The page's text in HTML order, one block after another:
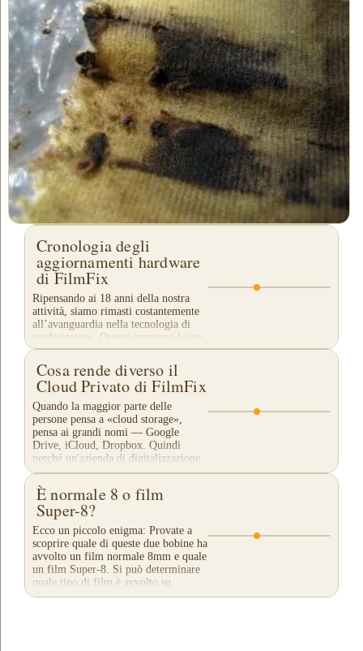
Autore:Nathaniel Courtens
Si tratta di privacy!
Rispettiamo la tua privacy. &nbsp;
Conservi il copyright dei tuoi preziosi
ricordi familiari! Non tutte le aziende
possono dirlo. Controlla le loro "note
in piccolo" per assicurarti che...
Cronologia degli
aggiornamenti hardware
di FilmFix
Ripensando ai 18 anni della nostra
attività, siamo rimasti costantemente
all’avanguardia nella tecnologia di
trasferimento. Questo impegno ha un
costo, ma è necessario per continuare
a...
Cosa rende diverso il
Cloud Privato di FilmFix
Quando la maggior parte delle
persone pensa a «cloud storage»,
pensa ai grandi nomi — Google
Drive, iCloud, Dropbox. Quindi
perché un'azienda di digitalizzazione
di film dovrebbe offrire il...
È normale 8 o film
Super-8?
Ecco un piccolo enigma: Provate a
scoprire quale di queste due bobine ha
avvolto un film normale 8mm e quale
un film Super-8. Si può determinare
quale tipo di film è avvolto su
ciascuna di...